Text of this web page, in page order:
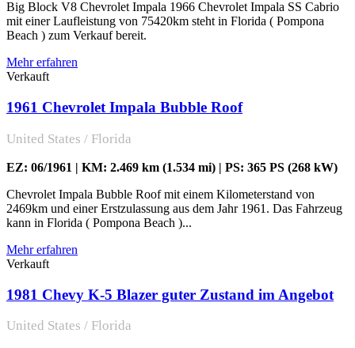
Big Block V8 Chevrolet Impala 1966 Chevrolet Impala SS Cabrio
mit einer Laufleistung von 75420km steht in Florida ( Pompona
Beach ) zum Verkauf bereit.
Mehr erfahren
Verkauft
1961 Chevrolet Impala Bubble Roof
United States / Florida
EZ: 06/1961 | KM: 2.469 km (1.534 mi) | PS: 365 PS (268 kW)
Chevrolet Impala Bubble Roof mit einem Kilometerstand von
2469km und einer Erstzulassung aus dem Jahr 1961. Das Fahrzeug
kann in Florida ( Pompona Beach )...
Mehr erfahren
Verkauft
1981 Chevy K-5 Blazer guter Zustand im Angebot
United States / Florida